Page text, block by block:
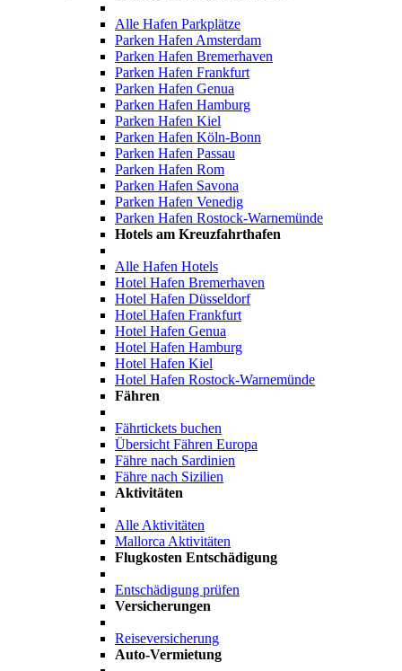
Alle Hafen Parkplätze
Parken Hafen Amsterdam
Parken Hafen Bremerhaven
Parken Hafen Frankfurt
Parken Hafen Genua
Parken Hafen Hamburg
Parken Hafen Kiel
Parken Hafen Köln-Bonn
Parken Hafen Passau
Parken Hafen Rom
Parken Hafen Savona
Parken Hafen Venedig
Parken Hafen Rostock-Warnemünde
Hotels am Kreuzfahrthafen
Alle Hafen Hotels
Hotel Hafen Bremerhaven
Hotel Hafen Düsseldorf
Hotel Hafen Frankfurt
Hotel Hafen Genua
Hotel Hafen Hamburg
Hotel Hafen Kiel
Hotel Hafen Rostock-Warnemünde
Fähren
Fährtickets buchen
Übersicht Fähren Europa
Fähre nach Sardinien
Fähre nach Sizilien
Aktivitäten
Alle Aktivitäten
Mallorca Aktivitäten
Flugkosten Entschädigung
Entschädigung prüfen
Versicherungen
Reiseversicherung
Auto-Vermietung